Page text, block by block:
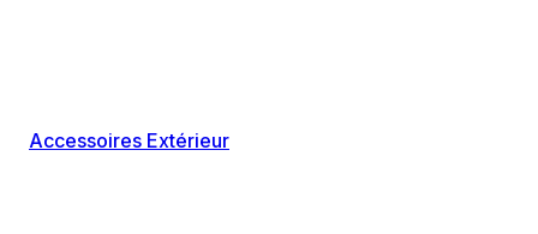
Accessoires Extérieur